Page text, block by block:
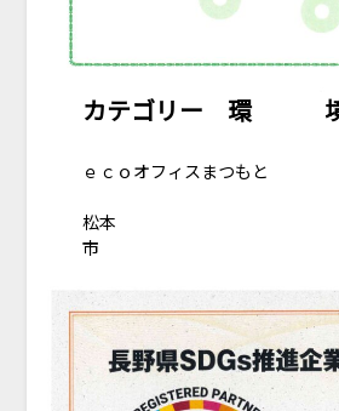
カテゴリー 環
ｅｃｏオフィスまつもと
松本